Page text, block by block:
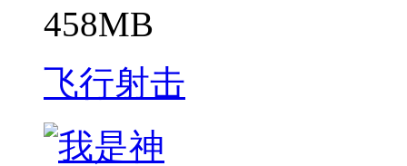
458MB
飞行射击